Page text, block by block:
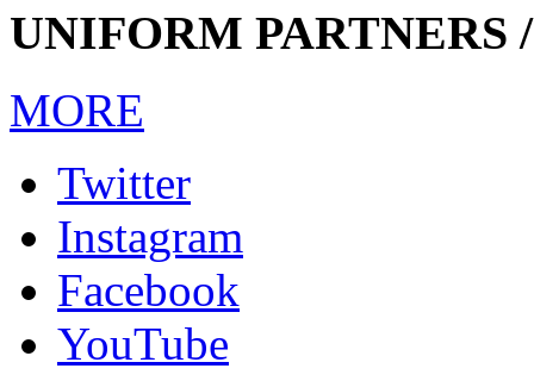
UNIFORM PARTNERS
MORE
Twitter
Instagram
Facebook
YouTube